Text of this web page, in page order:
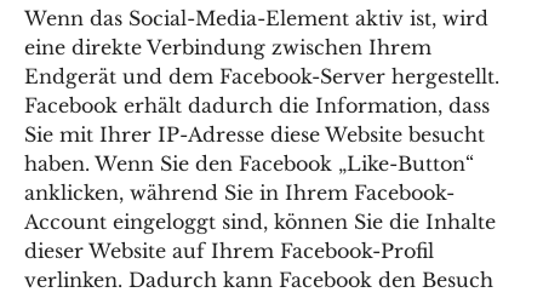
Wenn das Social-Media-Element aktiv ist, wird
eine direkte Verbindung zwischen Ihrem
Endgerät und dem Facebook-Server hergestellt.
Facebook erhält dadurch die Information, dass
Sie mit Ihrer IP-Adresse diese Website besucht
haben. Wenn Sie den Facebook „Like-Button“
anklicken, während Sie in Ihrem Facebook-
Account eingeloggt sind, können Sie die Inhalte
dieser Website auf Ihrem Facebook-Profil
verlinken. Dadurch kann Facebook den Besuch